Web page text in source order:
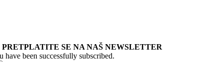
PRETPLATITE SE NA NAŠ NEWSLETTER
have been successfully subscribed.